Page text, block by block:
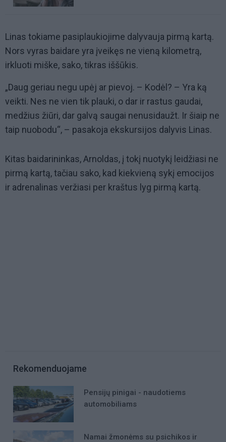
Linas tokiame pasiplaukiojime dalyvauja pirmą kartą.
Nors vyras baidare yra įveikęs ne vieną kilometrą,
irkluoti miške, sako, tikras iššūkis.
„Daug geriau negu upėj ar pievoj. – Kodėl? – Yra ką
veikti. Nes ne vien tik plauki, o dar ir rastus gaudai,
medžius žiūri, dar galvą saugai nenusidaužt. Ir šiaip ne
taip nuobodu“, – pasakoja ekskursijos dalyvis Linas.
Kitas baidarininkas, Arnoldas, į tokį nuotykį leidžiasi ne
pirmą kartą, tačiau sako, kad kiekvieną sykį emocijos
ir adrenalinas veržiasi per kraštus lyg pirmą kartą.
Rekomenduojame
Pensijų pinigai - naudotiems
automobiliams
Namai žmonėms su psichikos ir